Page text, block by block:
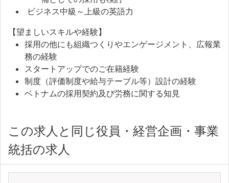
ビジネス中級～上級の英語力
【望ましいスキルや経験】
採用の他にも組織つくりやエンゲージメント、広報業
務の経験
スタートアップでのご在籍経験
制度（評価制度や給与テーブル等）設計の経験
ベトナムの採用契約及び労務に関する知見
この求人と同じ役員・経営企画・事業
統括の求人